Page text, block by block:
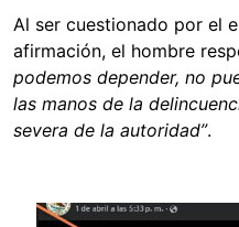
Al ser cuestionado por el
afirmación, el hombre
podemos depender, no
las manos de la
severa de la autoridad”.
Image